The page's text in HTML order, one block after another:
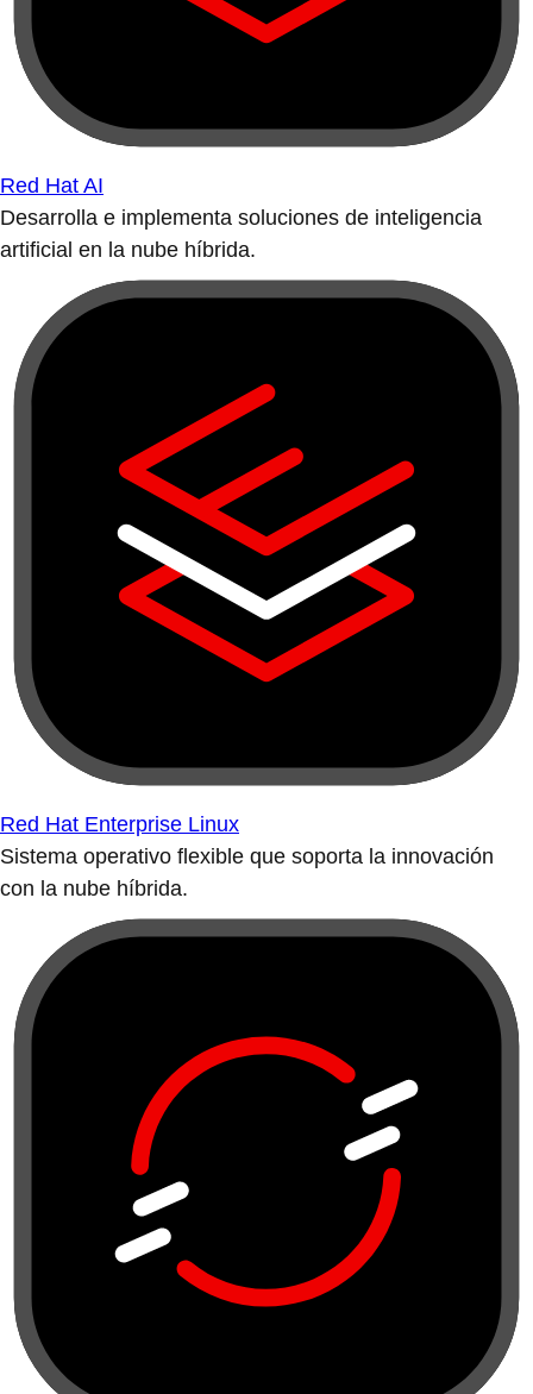
Red Hat AI
Desarrolla e implementa soluciones de inteligencia
artificial en la nube híbrida.
Red Hat Enterprise Linux
Sistema operativo flexible que soporta la innovación
con la nube híbrida.